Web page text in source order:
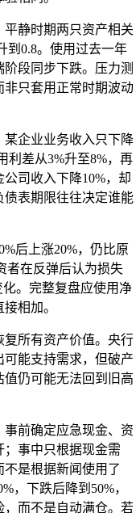
静时期两只资产相关
到0.8。使用过去一年
段同步下跌。压力测
只套用正常时期波动
企业业务收入只下降
利差从3%升至8%，再
司收入下降10%，却
表期限往往决定谁能
后上涨20%，仍比原
者在反弹后认为损失
。完整复盘应使用净
相加。
所有资产价值。央行
能支持需求，但破产
仍可能无法回到旧高
前确定应急现金、资
事中只根据现金需
是根据新闻使用了
，下跌后降到50%，
而不是自动满仓。若